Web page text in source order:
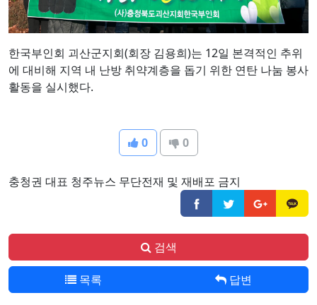
한국부인회 괴산군지회(회장 김용희)는 12일 본격적인 추위
에 대비해 지역 내 난방 취약계층을 돕기 위한 연탄 나눔 봉사
활동을 실시했다.
0 0
충청권 대표 청주뉴스 무단전재 및 재배포 금지
검색
목록 답변